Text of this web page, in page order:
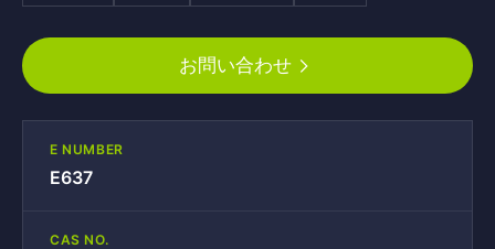
お問い合わせ
E NUMBER
E637
CAS NO.